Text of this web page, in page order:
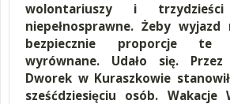
wolontariuszy i
niepełnosprawne. Żeby
bezpiecznie proporcje te
wyrównane. Udało się.
Dworek w Kuraszkowie
sześćdziesięciu osób. Wakacje